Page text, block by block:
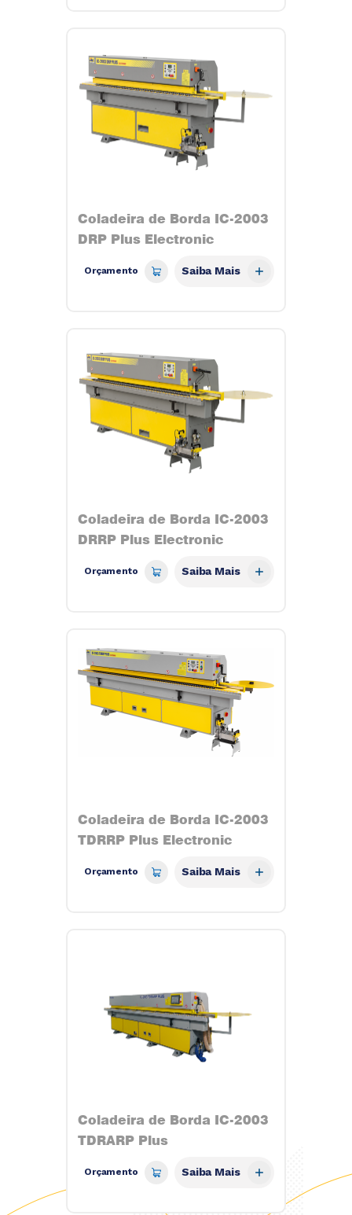
Coladeira de Borda IC-2003
DRP Plus Electronic
Orçamento Saiba Mais
Coladeira de Borda IC-2003
DRRP Plus Electronic
Orçamento Saiba Mais
Coladeira de Borda IC-2003
TDRRP Plus Electronic
Orçamento Saiba Mais
Coladeira de Borda IC-2003
TDRARP Plus
Orçamento Saiba Mais